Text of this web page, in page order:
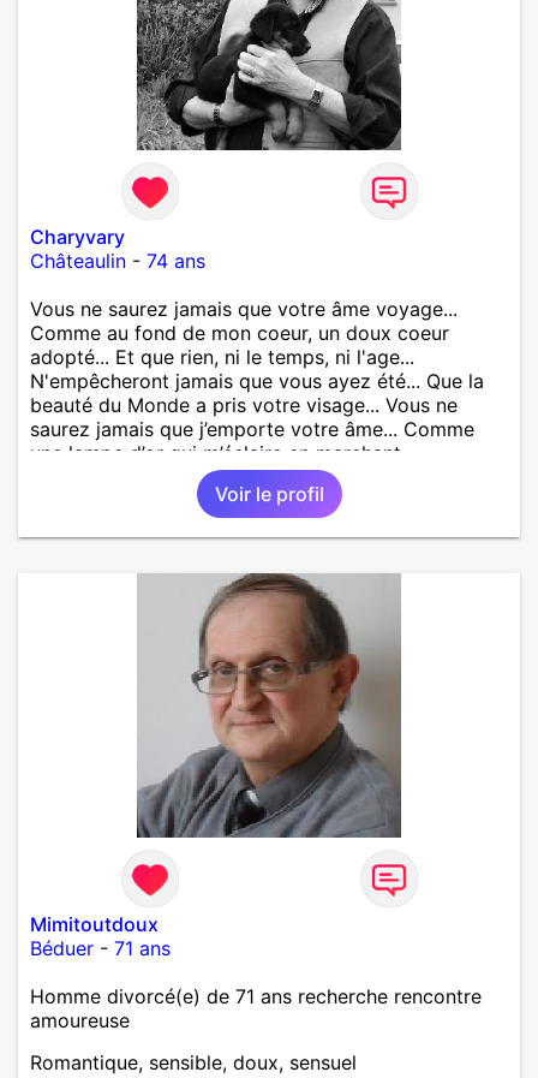
Charyvary
Châteaulin - 74 ans
Vous ne saurez jamais que votre âme voyage...
Comme au fond de mon coeur, un doux coeur
adopté... Et que rien, ni le temps, ni l'age...
N'empêcheront jamais que vous ayez été... Que la
beauté du Monde a pris votre visage... Vous ne
saurez jamais que j’emporte votre âme... Comme
une lampe d’or qui m’éclaire en marchant...
Voir le profil
Mimitoutdoux
Béduer - 71 ans
Homme divorcé(e) de 71 ans recherche rencontre
amoureuse
Romantique, sensible, doux, sensuel